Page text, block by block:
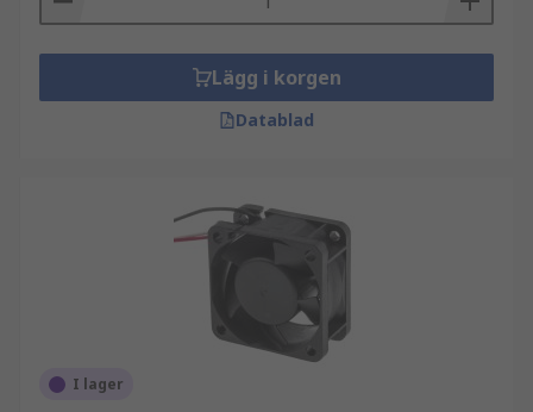
Lägg i korgen
Datablad
I lager